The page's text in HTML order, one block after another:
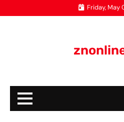
to
Friday, May